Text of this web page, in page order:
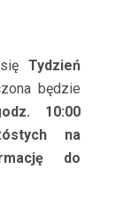
Tydzień
będzie
10:00
na
do